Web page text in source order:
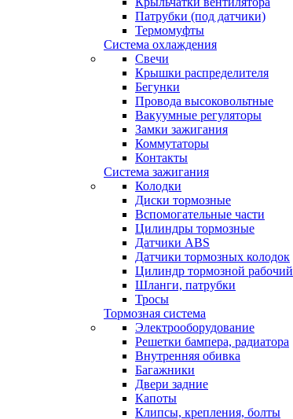
Патрубки (под датчики)
Термомуфты
Система охлаждения
Свечи
Крышки распределителя
Бегунки
Провода высоковольтные
Вакуумные регуляторы
Замки зажигания
Коммутаторы
Контакты
Система зажигания
Колодки
Диски тормозные
Вспомогательные части
Цилиндры тормозные
Датчики ABS
Датчики тормозных колодок
Цилиндр тормозной рабочий
Шланги, патрубки
Тросы
Тормозная система
Электрооборудование
Решетки бампера, радиатора
Внутренняя обивка
Багажники
Двери задние
Капоты
Клипсы, крепления, болты